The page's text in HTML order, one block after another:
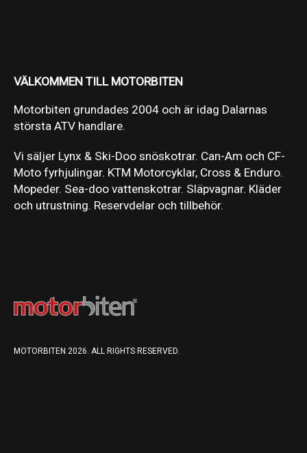
VÄLKOMMEN TILL MOTORBITEN
Motorbiten grundades 2004 och är idag Dalarnas
största ATV handlare.
Vi säljer Lynx & Ski-Doo snöskotrar. Can-Am och CF-
Moto fyrhjulingar. KTM Motorcyklar, Cross & Enduro.
Mopeder. Sea-doo vattenskotrar. Släpvagnar. Kläder
och utrustning. Reservdelar och tillbehör.
MOTORBITEN 2026. ALL RIGHTS RESERVED.